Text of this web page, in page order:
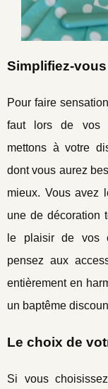
Simplifiez-
Pour faire
faut lors de vos
mettons à votre
dont vous aurez
mieux. Vous avez
une de décoration
le plaisir de vos
pensez aux
entièrement en
un baptême
Le choix de
Si vous